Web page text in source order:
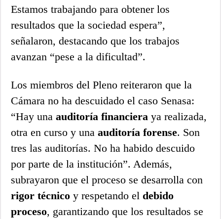
Estamos trabajando para obtener los
resultados que la sociedad espera”,
señalaron, destacando que los trabajos
avanzan “pese a la dificultad”.
Los miembros del Pleno reiteraron que la
Cámara no ha descuidado el caso Senasa:
“Hay unaauditoría financiera ya realizada,
otra en curso y unaauditoría forense. Son
tres las auditorías. No ha habido descuido
por parte de la institución”. Además,
subrayaron que el proceso se desarrolla con
rigor técnico y respetando el debido
proceso, garantizando que los resultados se